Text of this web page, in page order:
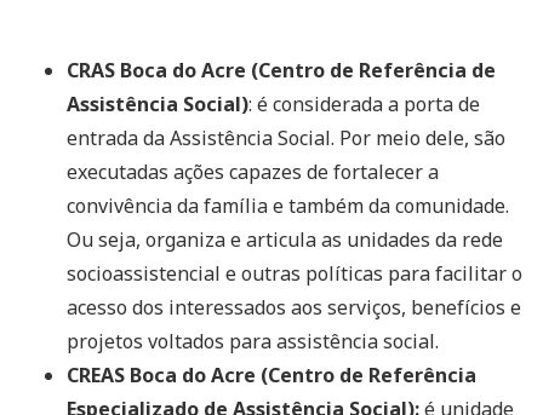
CRAS Boca do Acre (Centro de Referência de
Assistência Social): é considerada a porta de
entrada da Assistência Social. Por meio dele, são
executadas ações capazes de fortalecer a
convivência da família e também da comunidade.
Ou seja, organiza e articula as unidades da rede
socioassistencial e outras políticas para facilitar o
acesso dos interessados aos serviços, benefícios e
projetos voltados para assistência social.
CREAS Boca do Acre (Centro de Referência
Especializado de Assistência Social):é unidade